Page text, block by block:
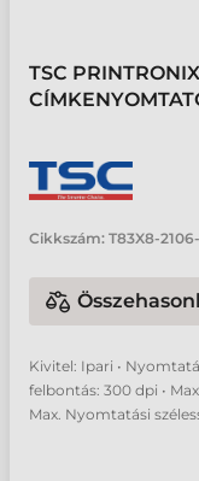
TSC
Cikkszám: T83X8-
Kivitel: Ipari •
felbontás: 300 dpi •
Max. Nyomtatási